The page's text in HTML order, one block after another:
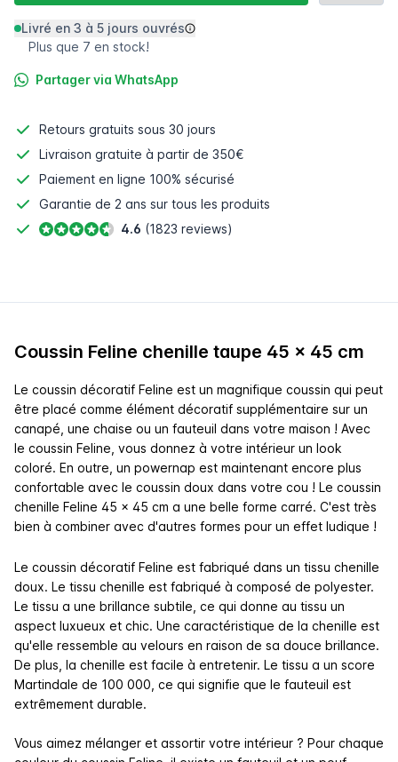
Livré en 3 à 5 jours ouvrés
Plus que 7 en stock!
Partager via WhatsApp
Retours gratuits sous 30 jours
Livraison gratuite à partir de 350€
Paiement en ligne 100% sécurisé
Garantie de 2 ans sur tous les produits
4.6 (1823 reviews)
Coussin Feline chenille taupe 45 x 45 cm
Le coussin décoratif Feline est un magnifique coussin qui peut
être placé comme élément décoratif supplémentaire sur un
canapé, une chaise ou un fauteuil dans votre maison ! Avec
le coussin Feline, vous donnez à votre intérieur un look
coloré. En outre, un powernap est maintenant encore plus
confortable avec le coussin doux dans votre cou ! Le coussin
chenille Feline 45 x 45 cm a une belle forme carré. C'est très
bien à combiner avec d'autres formes pour un effet ludique !
Le coussin décoratif Feline est fabriqué dans un tissu chenille
doux. Le tissu chenille est fabriqué à composé de polyester.
Le tissu a une brillance subtile, ce qui donne au tissu un
aspect luxueux et chic. Une caractéristique de la chenille est
qu'elle ressemble au velours en raison de sa douce brillance.
De plus, la chenille est facile à entretenir. Le tissu a un score
Martindale de 100 000, ce qui signifie que le fauteuil est
extrêmement durable.
Vous aimez mélanger et assortir votre intérieur ? Pour chaque